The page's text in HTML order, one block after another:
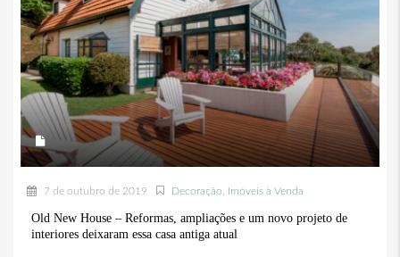
7 de outubro de 2019 Decoração Imóveis à Venda
Old New House – Reformas, ampliações e um novo projeto de
interiores deixaram essa casa antiga atual